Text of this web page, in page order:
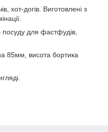
хот-догів. Виготовлені з
посуду для фастфудів,
85мм, висота бортика